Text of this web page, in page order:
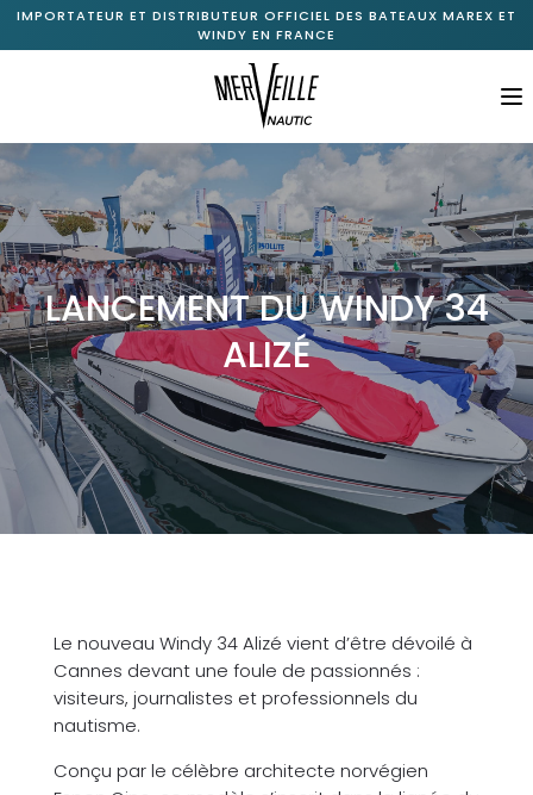
IMPORTATEUR ET DISTRIBUTEUR OFFICIEL DES BATEAUX MAREX ET
WINDY EN FRANCE
LANCEMENT DU WINDY 34
ALIZÉ
Le nouveau Windy 34 Alizé vient d’être dévoilé à
Cannes devant une foule de passionnés :
visiteurs, journalistes et professionnels du
nautisme.
Conçu par le célèbre architecte norvégien
Accueil
À propos
Gamme Marex+
Gamme Windy+
Bateaux neufs disponibles
Bateaux d’occasion
Nos services
Nos actualités